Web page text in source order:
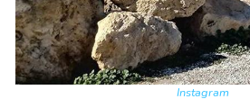
Instagram